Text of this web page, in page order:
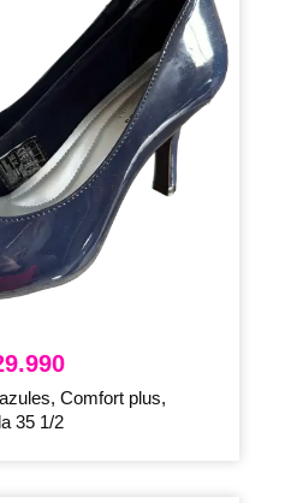
Comfort plus,
35 1/2